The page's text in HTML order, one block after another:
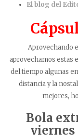
El blog del
Aprovechando
aprovechamos estas
del tiempo algunas
distancia y la
mejores,
Bola
viernes